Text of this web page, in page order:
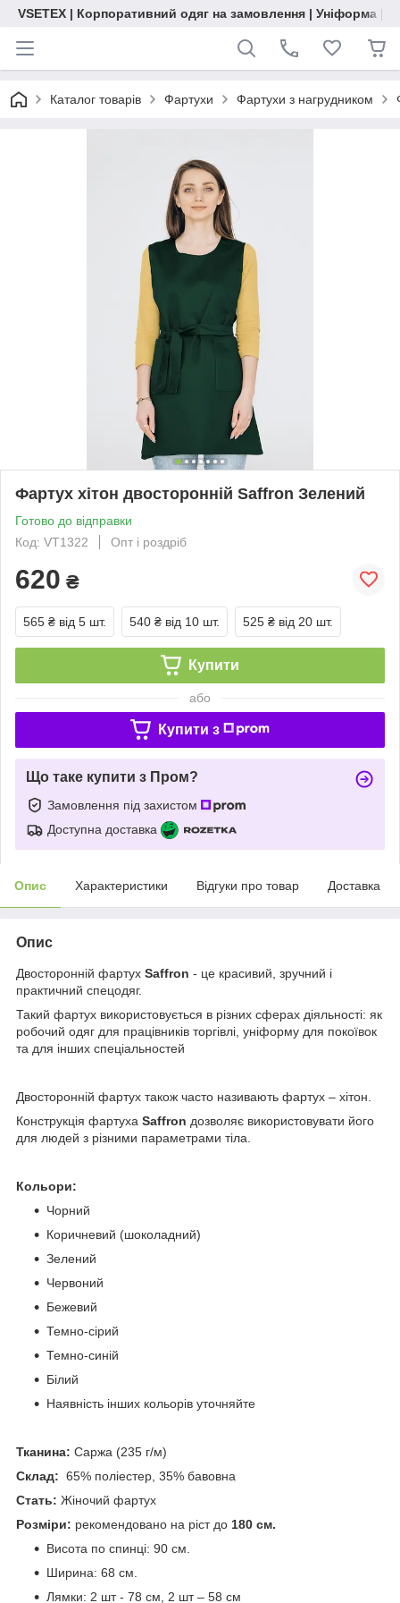
VSETEX | Корпоративний одяг на замовлення | Уніформа |
Каталог товарів Фартухи Фартухи з нагрудником
Фартух хітон двосторонній Saffron Зелений
Готово до відправки
Код: VT1322
Опт і роздріб
620 ₴
565 ₴ від 5 шт. 540 ₴ від 10 шт. 525 ₴ від 20 шт.
Купити
або
Купити з
Що таке купити з Пром?
Замовлення під захистом
Доступна доставка
Опис Характеристики Відгуки про товар Доставка
Опис
Двосторонній фартух Saffron - це красивий, зручний і
практичний спецодяг.
Такий фартух використовується в різних сферах діяльності: як
робочий одяг для працівників торгівлі, уніформу для покоївок
та для інших спеціальностей
Двосторонній фартух також часто називають фартух – хітон.
Конструкція фартуха Saffron дозволяє використовувати його
для людей з різними параметрами тіла.
Кольори:
Чорний
Коричневий (шоколадний)
Зелений
Червоний
Бежевий
Темно-сірий
Темно-синій
Білий
Наявність інших кольорів уточняйте
Тканина: Саржа (235 г/м)
Склад: 65% поліестер, 35% бавовна
Стать: Жіночий фартух
Розміри: рекомендовано на ріст до 180 см.
Висота по спинці: 90 см.
Ширина: 68 см.
Лямки: 2 шт - 78 см, 2 шт – 58 см